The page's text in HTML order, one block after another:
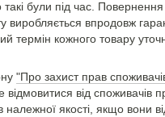
були під час.
виробляється впродовж
термін кожного товару
"Про захист прав
від споживачів
належної якості, якщо вони